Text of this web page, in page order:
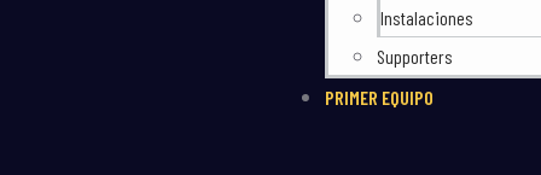
Instalaciones
Supporters
PRIMER EQUIPO